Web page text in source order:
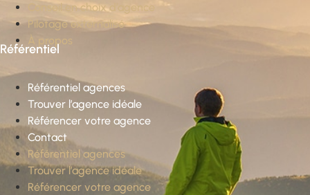
Conseil en choix d’agence
Pilotage externalisé
À propos
Référentiel
Référentiel agences
Trouver l’agence idéale
Référencer votre agence
Contact
Référentiel agences
Trouver l’agence idéale
Référencer votre agence